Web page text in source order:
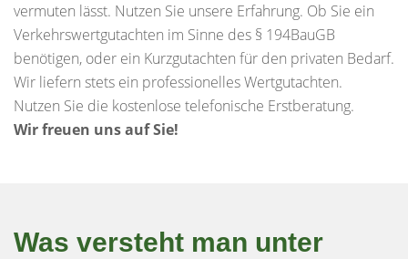
vermuten lässt. Nutzen Sie unsere Erfahrung. Ob Sie ein
Verkehrswertgutachten im Sinne des § 194BauGB
benötigen, oder ein Kurzgutachten für den privaten Bedarf.
Wir liefern stets ein professionelles Wertgutachten.
Nutzen Sie die kostenlose telefonische Erstberatung.
Wir freuen uns auf Sie!
Was versteht man unter